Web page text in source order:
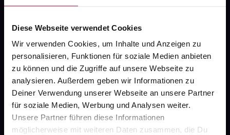
Diese Webseite verwendet Cookies
Wir verwenden Cookies, um Inhalte und Anzeigen zu
personalisieren, Funktionen für soziale Medien anbieten
zu können und die Zugriffe auf unsere Webseite zu
analysieren. Außerdem geben wir Informationen zu
Deiner Verwendung unserer Webseite an unsere Partner
für soziale Medien, Werbung und Analysen weiter.
Unsere Partner führen diese Informationen
möglicherweise mit weiteren Daten zusammen, die Du
gesund.de
Über uns
Karriere
Newsletter